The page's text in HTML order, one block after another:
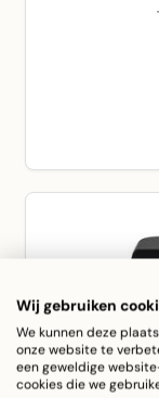
Wij gebruiken
We kunnen deze
onze website te
een geweldige
cookies die we